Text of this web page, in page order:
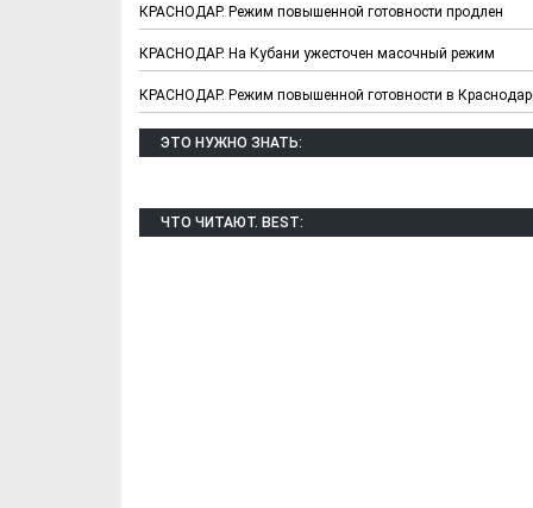
КРАСНОДАР. Режим повышенной готовности продлен
КРАСНОДАР. На Кубани ужесточен масочный режим
КРАСНОДАР. Режим повышенной готовности в
ЭТО НУЖНО ЗНАТЬ:
ЧТО ЧИТАЮТ. BEST: